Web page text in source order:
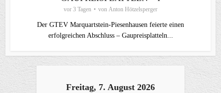
vor 3 Tagen von Anton Hötzelsperger
Der GTEV Marquartstein-Piesenhausen feierte einen
erfolgreichen Abschluss – Gaupreisplatteln...
Freitag, 7. August 2026